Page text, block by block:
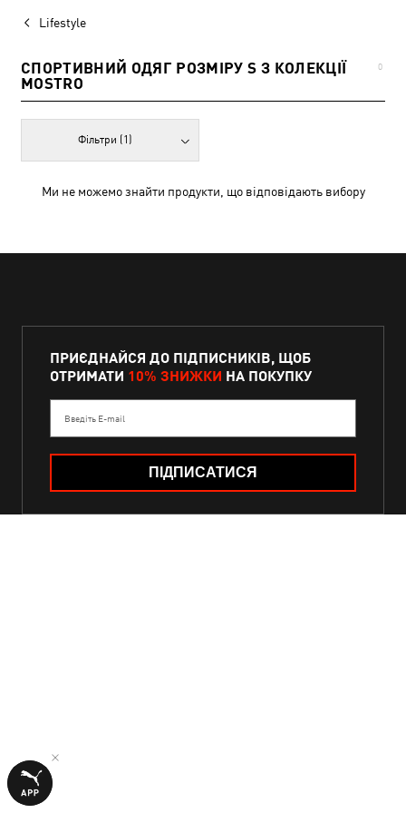
Lifestyle
СПОРТИВНИЙ ОДЯГ РОЗМІРУ S З КОЛЕКЦІЇ
MOSTRO
0
Фільтри (1)
Ми не можемо знайти продукти, що відповідають вибору
ПРИЄДНАЙСЯ ДО ПІДПИСНИКІВ, ЩОБ
ОТРИМАТИ 10% ЗНИЖКИ НА ПОКУПКУ
Введіть E-mail
ПІДПИСАТИСЯ